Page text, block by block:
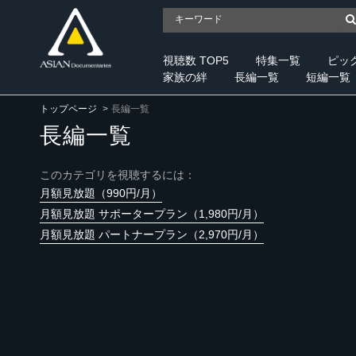
視聴数 TOP5 特集一覧
ピッ
家族の絆
長編一覧 短編一覧
トップページ 長編一覧
長編一覧
このカテゴリを視聴するには：
月額見放題（990円/月）
月額見放題 サポータープラン（1,980円/月）
月額見放題 パートナープラン（2,970円/月）